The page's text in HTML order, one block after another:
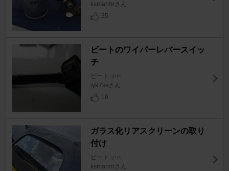
ksmarmrさん
35
ビートのワイパーレバースイッ
チ
ビート [PP]
iy97ssさん
16
ガラス化リアスクリーンの取り
付け
ビート [PP]
ksmarmrさん